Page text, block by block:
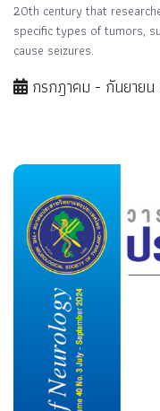
20th century that
specific types of tumors,
cause seizures.
กรกฎาคม - กันยายน